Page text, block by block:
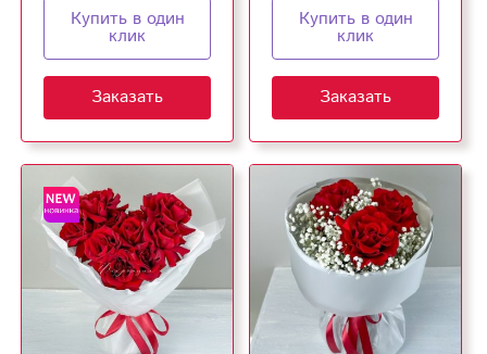
Купить в один
клик
Заказать
Купить в один
клик
Заказать